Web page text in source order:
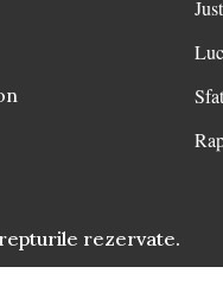
rezervate.